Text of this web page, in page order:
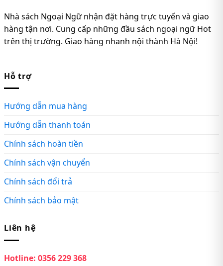
Nhà sách Ngoại Ngữ nhận đặt hàng trực tuyến và giao
hàng tận nơi. Cung cấp những đầu sách ngoại ngữ Hot
trên thị trường. Giao hàng nhanh nội thành Hà Nội!
Hỗ trợ
Hướng dẫn mua hàng
Hướng dẫn thanh toán
Chính sách hoàn tiền
Chính sách vận chuyển
Chính sách đổi trả
Chính sách bảo mật
Liên hệ
Hotline: 0356 229 368